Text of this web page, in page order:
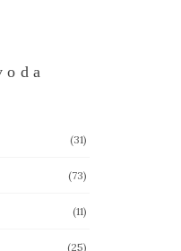
(31)
(73)
(11)
(25)